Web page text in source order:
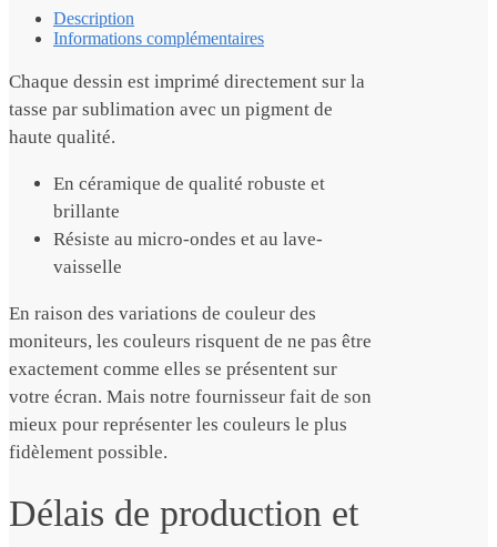
Description
Informations complémentaires
Chaque dessin est imprimé directement sur la
tasse par sublimation avec un pigment de
haute qualité.
En céramique de qualité robuste et
brillante
Résiste au micro-ondes et au lave-
vaisselle
En raison des variations de couleur des
moniteurs, les couleurs risquent de ne pas être
exactement comme elles se présentent sur
votre écran. Mais notre fournisseur fait de son
mieux pour représenter les couleurs le plus
fidèlement possible.
Délais de production et